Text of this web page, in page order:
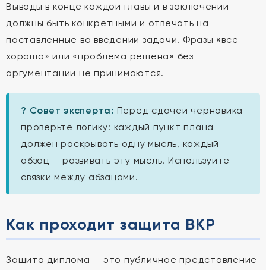
Выводы в конце каждой главы и в заключении
должны быть конкретными и отвечать на
поставленные во введении задачи. Фразы «все
хорошо» или «проблема решена» без
аргументации не принимаются.
? Совет эксперта: Перед сдачей черновика
проверьте логику: каждый пункт плана
должен раскрывать одну мысль, каждый
абзац — развивать эту мысль. Используйте
связки между абзацами.
Как проходит защита ВКР
Защита диплома — это публичное представление